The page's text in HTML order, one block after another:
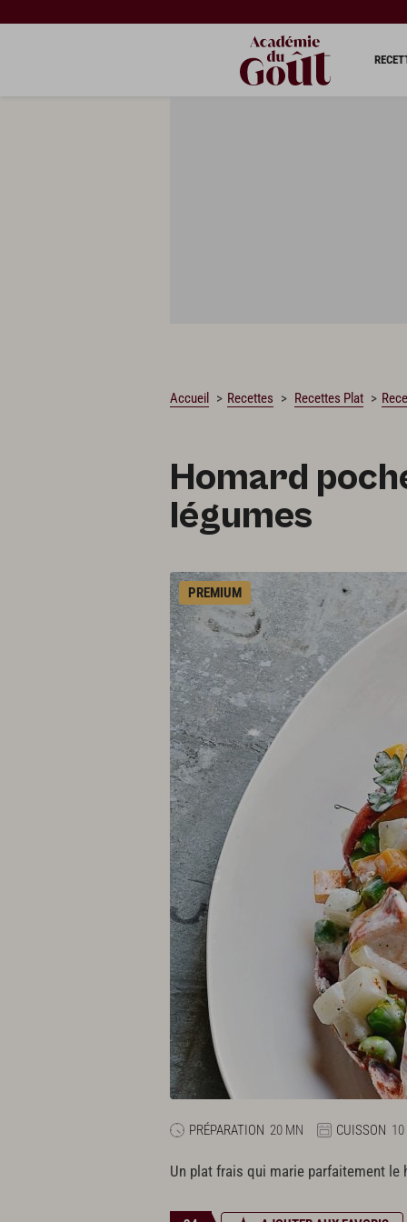
Accueil Recettes Recettes Plat
Homard
légumes
PREMIUM
PRÉPARATION 20 MN CUISSON
Un plat frais qui marie parfaitement le
CHARGEMENT…